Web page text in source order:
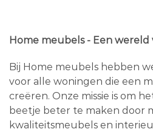
Home meubels - Een
Bij Home meubels hebben
voor alle woningen die een
creëren. Onze missie is om
beetje beter te maken door
kwaliteitsmeubels en